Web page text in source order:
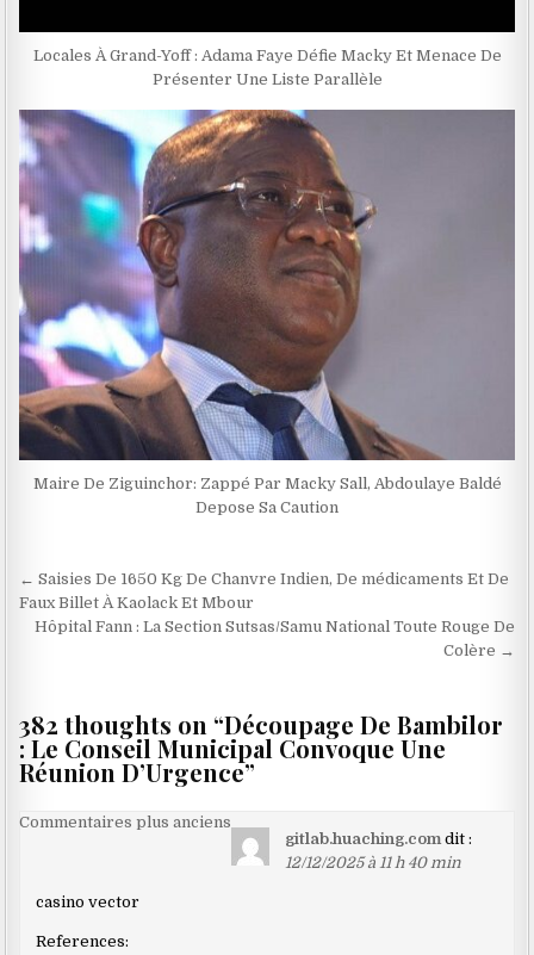
Locales À Grand-Yoff : Adama Faye Défie Macky Et Menace De
Présenter Une Liste Parallèle
Maire De Ziguinchor: Zappé Par Macky Sall, Abdoulaye Baldé
Depose Sa Caution
Navigation
de
l’article
← Saisies De 1650 Kg De Chanvre Indien, De médicaments Et De
Faux Billet À Kaolack Et Mbour
Hôpital Fann : La Section Sutsas/Samu National Toute Rouge De
Colère →
382 thoughts on “Découpage De Bambilor
: Le Conseil Municipal Convoque Une
Réunion D’Urgence”
Navigation
les
commentaires
Commentaires plus anciens
gitlab.huaching.com dit :
12/12/2025 à 11 h 40 min
casino vector
References: